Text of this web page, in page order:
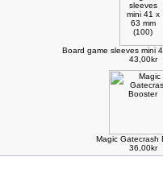
Board game sleeves mini
43,00kr
Magic Gatecrash
36,00kr